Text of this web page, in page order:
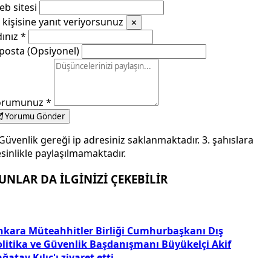
sitesi
kişisine yanıt veriyorsunuz
✕
*
(Opsiyonel)
*
Yorumu Gönder
gereği ip adresiniz saklanmaktadır. 3. şahıslara
paylaşılmamaktadır.
DA İLGİNİZİ ÇEKEBİLİR
Müteahhitler Birliği Cumhurbaşkanı Dış
ve Güvenlik Başdanışmanı Büyükelçi Akif